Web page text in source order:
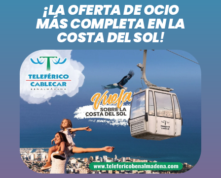
SE VIENE . . .
EL CAFETÍN DEL TANGO
6:00 am - 7:00 am
FOLKLORÍSIMO
7:00 am - 8:00 am
VARIETÉ
8:00 am - 9:00 am
¡LA OFERTA DE OCIO
MÁS COMPLETA EN LA
COSTA DEL SOL!